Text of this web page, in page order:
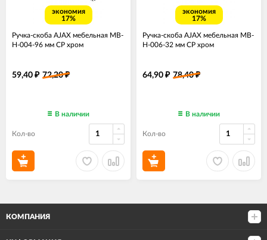
экономия
17%
Ручка-скоба AJAX мебельная MB-
H-004-96 мм CP хром
59,40 ₽ 72,20₽
В наличии
Кол-во
экономия
17%
Ручка-скоба AJAX мебельная MB-
H-006-32 мм CP хром
64,90 ₽ 78,40₽
В наличии
Кол-во
КОМПАНИЯ